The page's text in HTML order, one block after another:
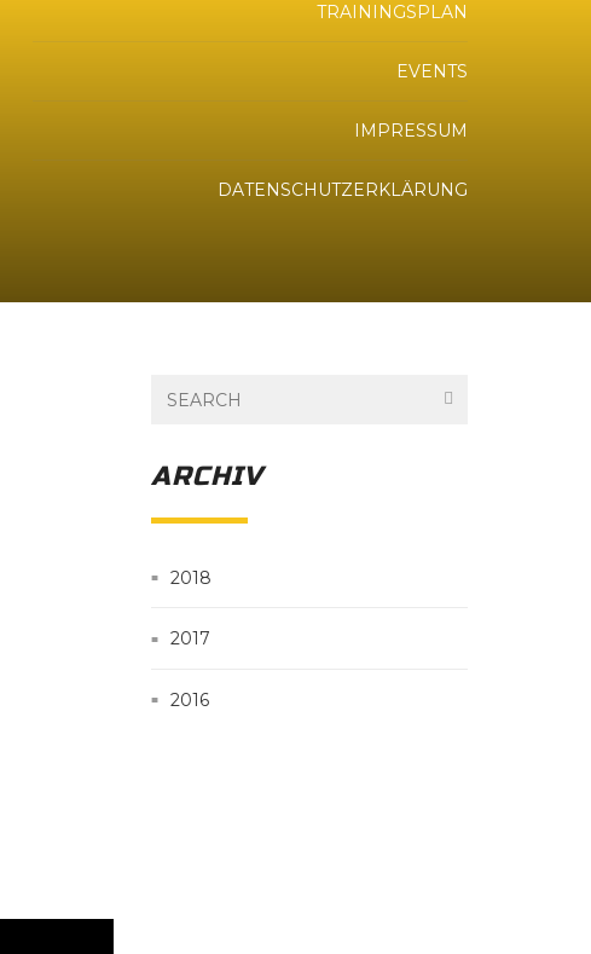
TRAININGSPLAN
EVENTS
IMPRESSUM
DATENSCHUTZERKLÄRUNG
ARCHIV
2018
2017
2016